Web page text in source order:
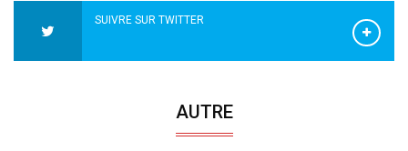
SUIVRE SUR TWITTER
AUTRE